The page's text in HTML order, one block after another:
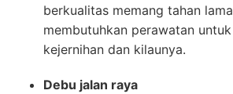
berkualitas memang tahan
membutuhkan perawatan
kejernihan dan kilaunya.
Debu jalan raya